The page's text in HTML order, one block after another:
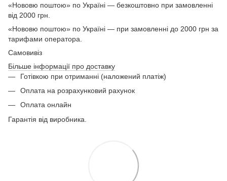
«Нововю поштою» по Україні — безкоштовно при замовленні
від 2000 грн.
«Нововю поштою» по Україні — при замовленні до 2000 грн за
тарифами оператора.
Самовивіз
Більше інформації про доставку
Готівкою при отриманні (наложений платіж)
Оплата на розрахунковий рахунок
Оплата онлайн
Гарантія від виробника.